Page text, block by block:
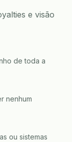
e visão
de toda a
nenhum
ou sistemas